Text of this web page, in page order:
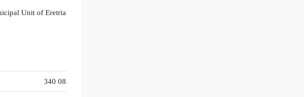
Unit of Eretria
340 08